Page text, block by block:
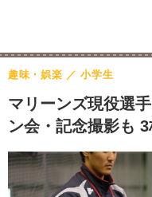
マリーンズ現役選
ン会・記念撮影も
趣味・娯楽 小学生